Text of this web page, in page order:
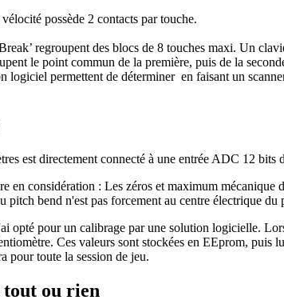
possède 2 contacts par touche.
regroupent des blocs de 8 touches maxi. Un
le point commun de la première, puis de la
logiciel permettent de déterminer en faisant un
est directement connecté à une entrée ADC 12 bits
en considération : Les zéros et maximum mécanique
pitch bend n'est pas forcement au centre électrique du
opté pour un calibrage par une solution logicielle.
Ces valeurs sont stockées en EEprom, puis
pour toute la session de jeu.
tout ou rien